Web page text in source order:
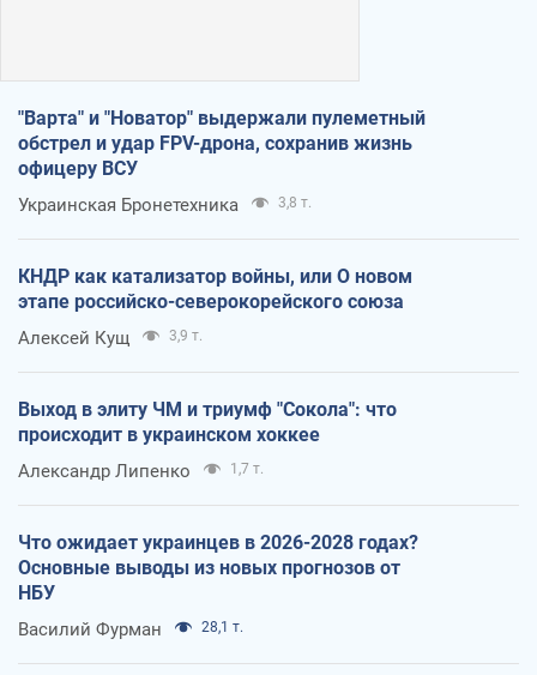
"Варта" и "Новатор" выдержали пулеметный
обстрел и удар FPV-дрона, сохранив жизнь
офицеру ВСУ
Украинская Бронетехника 3,8 т.
КНДР как катализатор войны, или О новом
этапе российско-северокорейского союза
Алексей Кущ 3,9 т.
Выход в элиту ЧМ и триумф "Сокола": что
происходит в украинском хоккее
Александр Липенко 1,7 т.
Что ожидает украинцев в 2026-2028 годах?
Основные выводы из новых прогнозов от
НБУ
Василий Фурман 28,1 т.